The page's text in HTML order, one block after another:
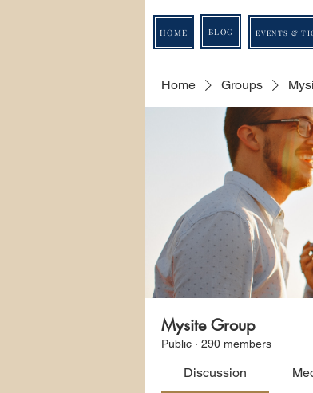
HOME BLOG EVENTS &
Home Groups
Mysite Group
Public · 290 members
Discussion